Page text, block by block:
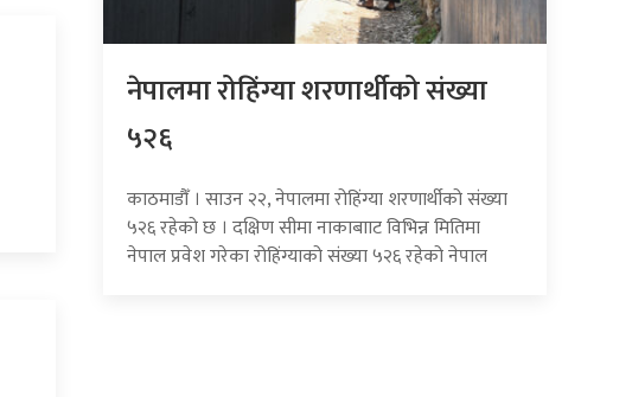
नेपालमा रोहिंग्या शरणार्थीको संख्या
५२६
काठमाडौँ । साउन २२, नेपालमा रोहिंग्या शरणार्थीको संख्या
५२६ रहेको छ । दक्षिण सीमा नाकाबााट विभिन्न मितिमा
नेपाल प्रवेश गरेका रोहिंग्याको संख्या ५२६ रहेको नेपाल